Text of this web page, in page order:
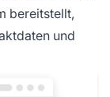
bereitstellt,
und